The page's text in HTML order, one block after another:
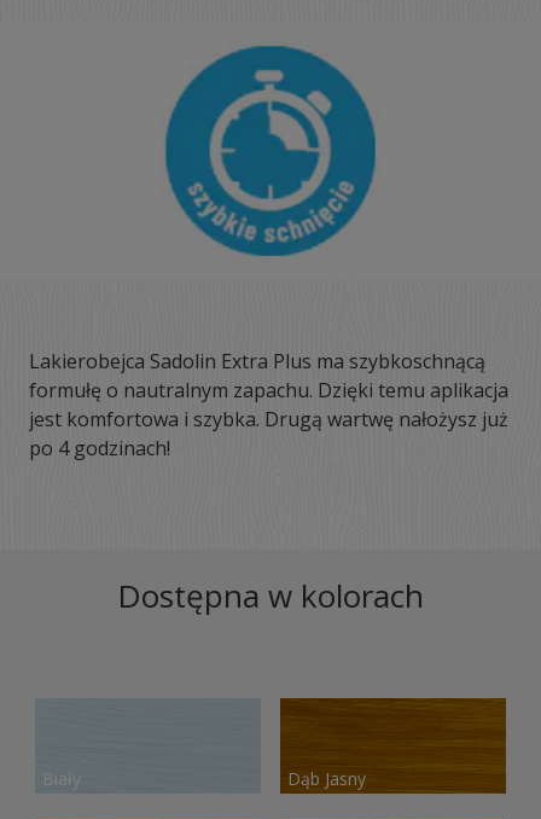
Lakierobejca Sadolin Extra Plus ma szybkoschnącą
formułę o nautralnym zapachu. Dzięki temu aplikacja
jest komfortowa i szybka. Drugą wartwę nałożysz już
po 4 godzinach!
Dostępna w kolorach
Biały Dąb Jasny